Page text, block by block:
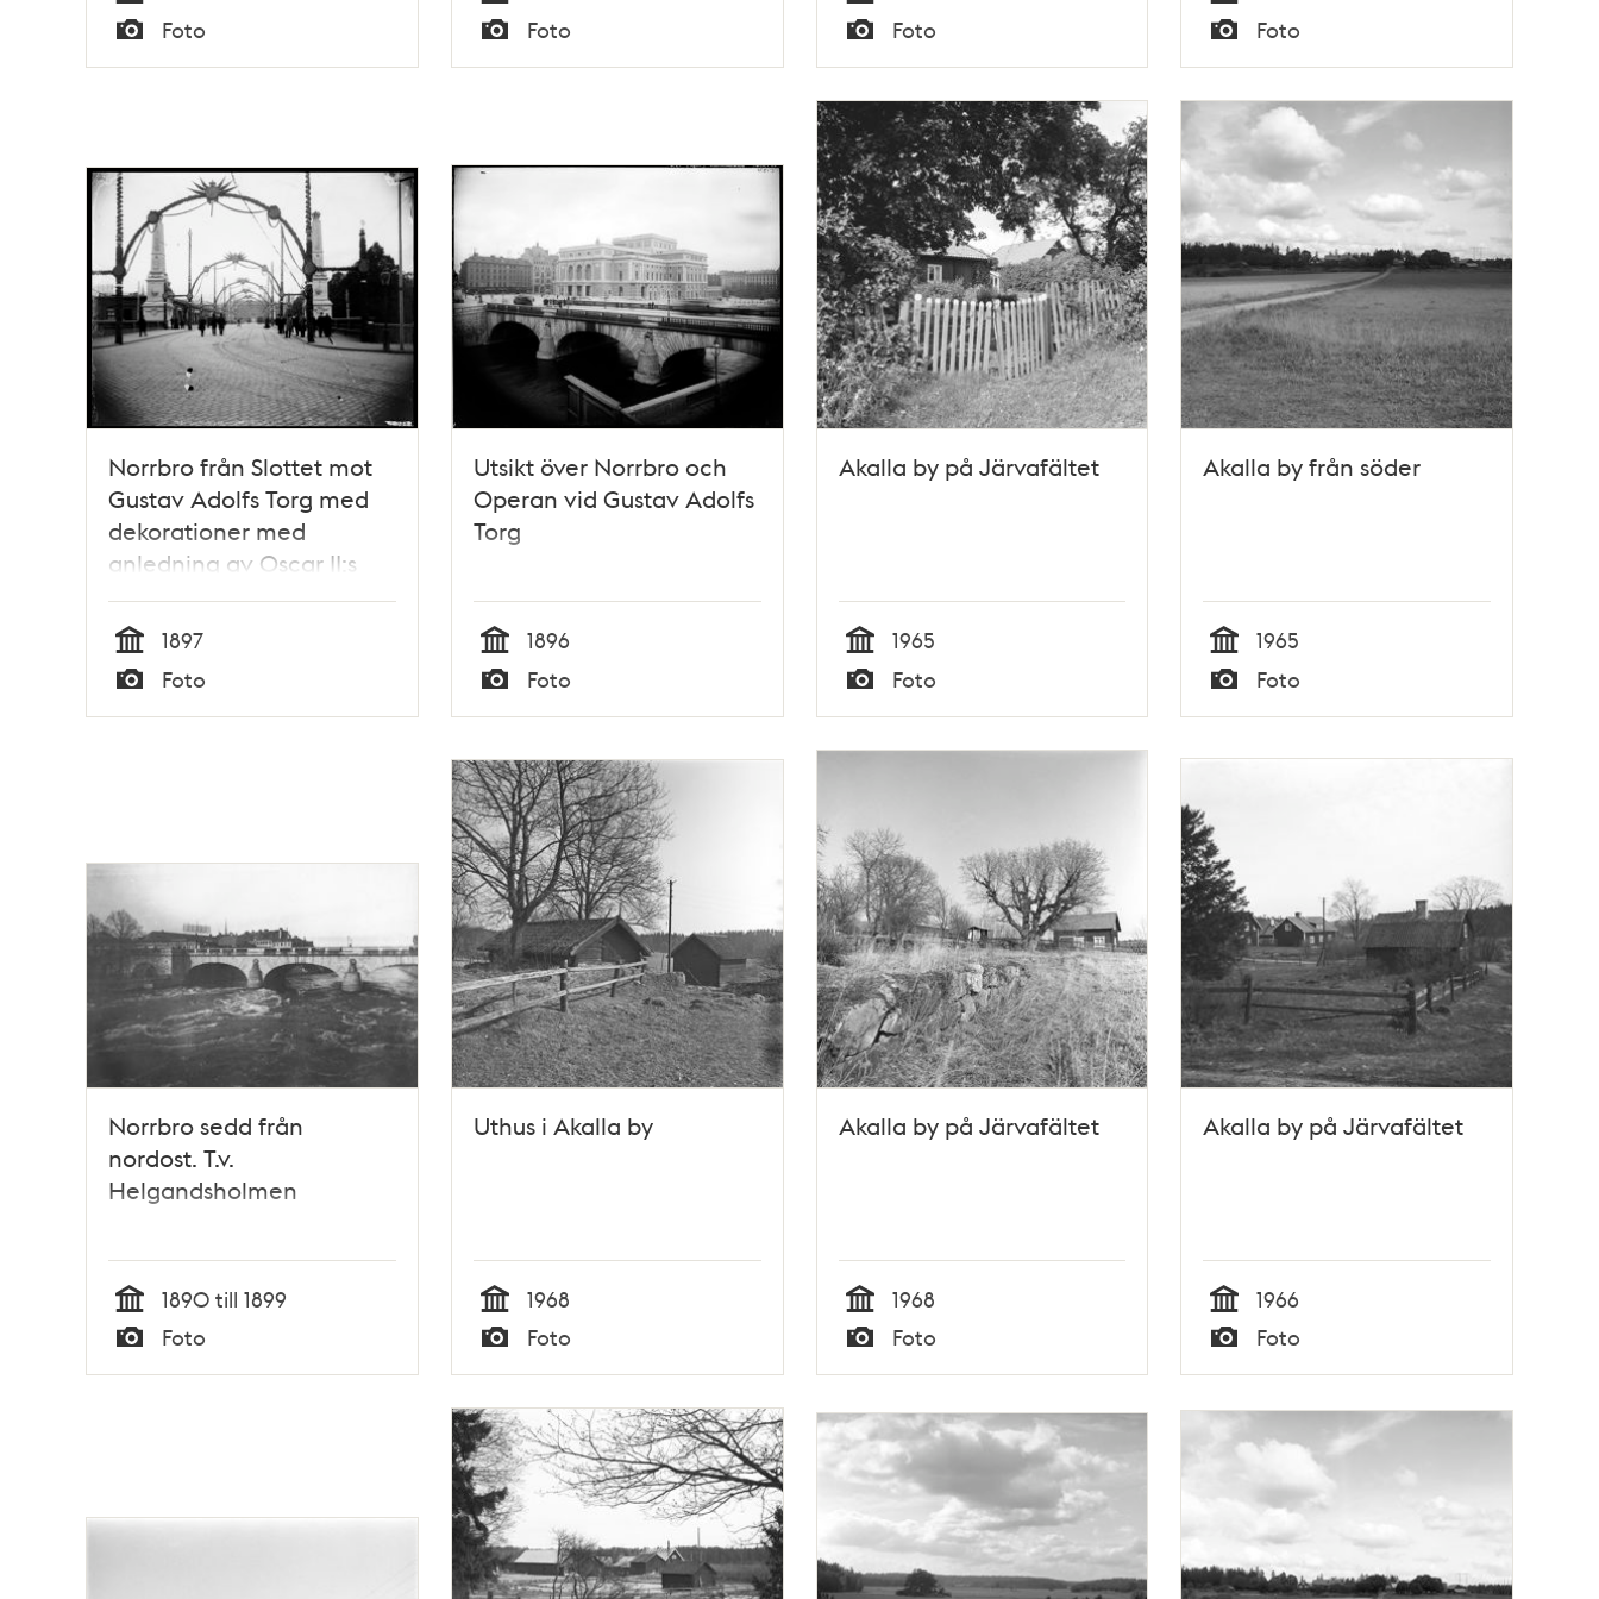
minne
Tid
Typ
Foto
priset från Kung Gustaf V.
Tid
Typ
Foto
höjdhopp med satts.
Tid
Typ
Foto Tid
Typ
Foto
Norrbro från Slottet mot
Gustav Adolfs Torg med
dekorationer med
anledning av Oscar II:s
25-årsjubileum som kung.
Tid
1897
Typ
Foto
Utsikt över Norrbro och
Operan vid Gustav Adolfs
Torg
Tid
1896
Typ
Foto
Akalla by på Järvafältet
Tid
1965
Typ
Foto
Akalla by från söder
Tid
1965
Typ
Foto
Norrbro sedd från
nordost. T.v.
Helgandsholmen
Tid
1890 till 1899
Typ
Foto
Uthus i Akalla by
Tid
1968
Typ
Foto
Akalla by på Järvafältet
Tid
1968
Typ
Foto
Akalla by på Järvafältet
Tid
1966
Typ
Foto